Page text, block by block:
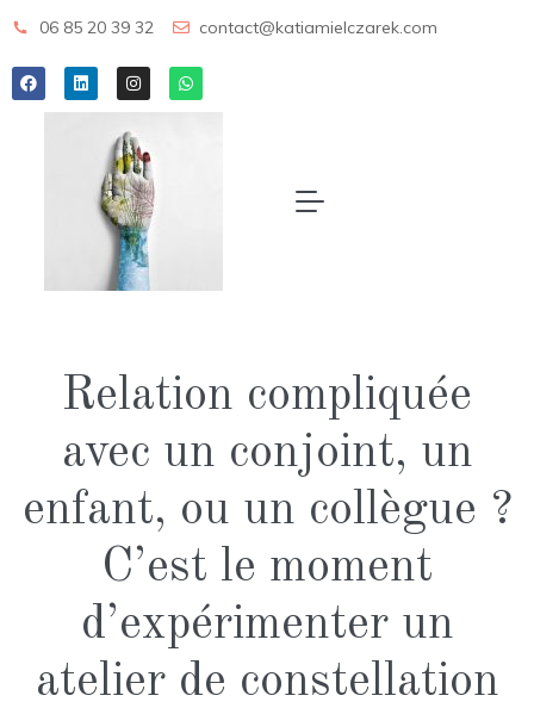
06 85 20 39 32 contact@katiamielczarek.com
Relation compliquée
avec un conjoint, un
enfant, ou un collègue ?
C’est le moment
d’expérimenter un
atelier de constellation